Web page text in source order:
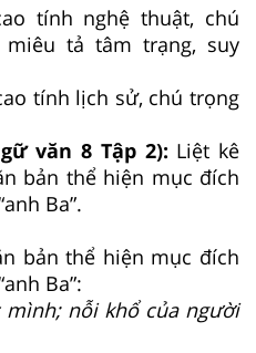
tính nghệ thuật, chú
tả tâm trạng, suy
tính lịch sử, chú trọng
văn 8 Tập 2): Liệt kê
bản thể hiện mục đích
Ba”.
bản thể hiện mục đích
Ba”:
nỗi khổ của người